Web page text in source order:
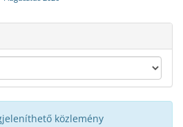
közlemény